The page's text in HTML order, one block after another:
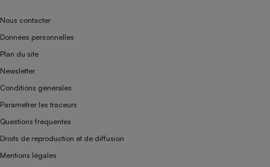
Nous contacter
Données personnelles
Plan du site
Newsletter
Conditions générales
Paramétrer les traceurs
Questions fréquentes
Droits de reproduction et de diffusion
Mentions légales